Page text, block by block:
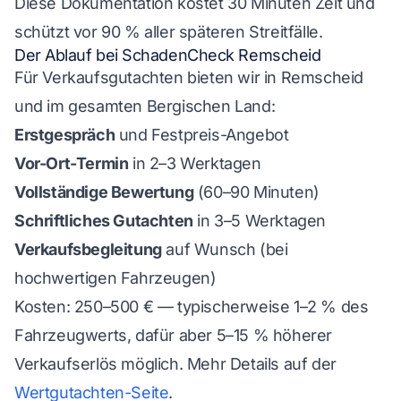
schützt vor 90 % aller späteren Streitfälle.
Der Ablauf bei SchadenCheck Remscheid
Für Verkaufsgutachten bieten wir in Remscheid
und im gesamten Bergischen Land:
Erstgespräch und Festpreis-Angebot
Vor-Ort-Termin in 2–3 Werktagen
Vollständige Bewertung(60–90 Minuten)
Schriftliches Gutachten in 3–5 Werktagen
Verkaufsbegleitungauf Wunsch (bei
hochwertigen Fahrzeugen)
Kosten: 250–500 € — typischerweise 1–2 % des
Fahrzeugwerts, dafür aber 5–15 % höherer
Verkaufserlös möglich. Mehr Details auf der
Wertgutachten-Seite.